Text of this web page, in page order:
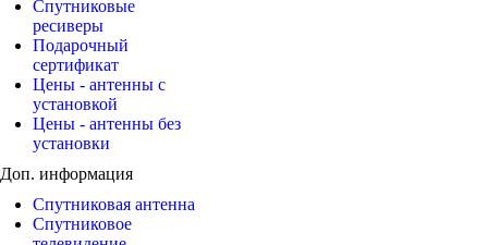
Спутниковые
ресиверы
Подарочный
сертификат
Цены - антенны с
установкой
Цены - антенны без
установки
Доп. информация
Спутниковая антенна
Спутниковое